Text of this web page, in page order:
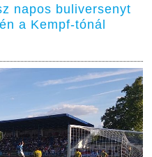
napos buliversenyt
a Kempf-tónál